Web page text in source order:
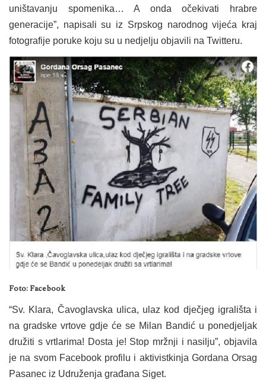
uništavanju spomenika… A onda očekivati hrabre
generacije”, napisali su iz Srpskog narodnog vijeća kraj
fotografije poruke koju su u nedjelju objavili na Twitteru.
Foto: Facebook
“Sv. Klara, Čavoglavska ulica, ulaz kod dječjeg igrališta i
na gradske vrtove gdje će se Milan Bandić u ponedjeljak
družiti s vrtlarima! Dosta je! Stop mržnji i nasilju”, objavila
je na svom Facebook profilu i aktivistkinja Gordana Orsag
Pasanec iz Udruženja građana Siget.